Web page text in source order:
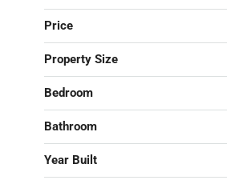
Price
Property Size
Bedroom
Bathroom
Year Built